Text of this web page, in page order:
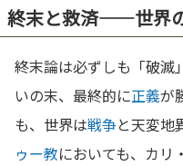
終末と救済——世界
終末論は必ずしも「破滅
いの末、最終的に正義が
も、世界は戦争と天変地
ゥー教においても、カリ